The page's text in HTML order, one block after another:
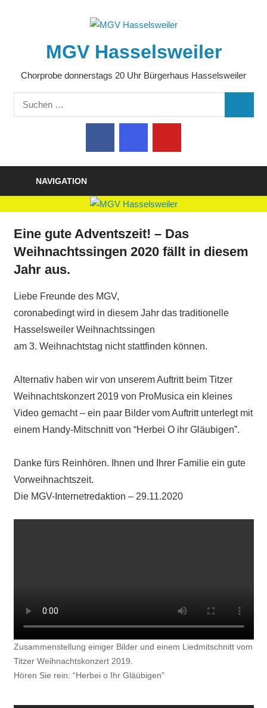
MGV Hasselsweiler
Chorprobe donnerstags 20 Uhr Bürgerhaus Hasselsweiler
Suchen
nach:
NAVIGATION
Eine gute Adventszeit! – Das
Weihnachtssingen 2020 fällt in diesem
Jahr aus.
Liebe Freunde des MGV,
coronabedingt wird in diesem Jahr das traditionelle
Hasselsweiler Weihnachtssingen
am 3. Weihnachtstag nicht stattfinden können.
Alternativ haben wir von unserem Auftritt beim Titzer
Weihnachtskonzert 2019 von ProMusica ein kleines
Video gemacht – ein paar Bilder vom Auftritt unterlegt mit
einem Handy-Mitschnitt von “Herbei O ihr Gläubigen”.
Danke fürs Reinhören. Ihnen und Ihrer Familie ein gute
Vorweihnachtszeit.
Die MGV-Internetredaktion – 29.11.2020
Zusammenstellung einiger Bilder und einem Liedmitschnitt vom
Titzer Weihnachtskonzert 2019.
Hören Sie rein: “Herbei o Ihr Gläübigen”